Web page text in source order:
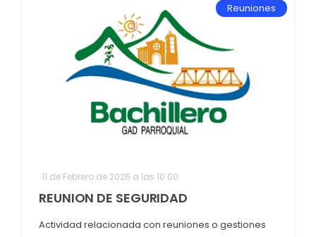
Reuniones
11 de Febrero de 2026 a las 10:00
REUNION DE SEGURIDAD
Actividad relacionada con reuniones o gestiones